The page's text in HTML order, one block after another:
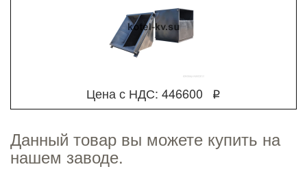
Цена с НДС: 446600 q
Данный товар вы можете купить на
нашем заводе.